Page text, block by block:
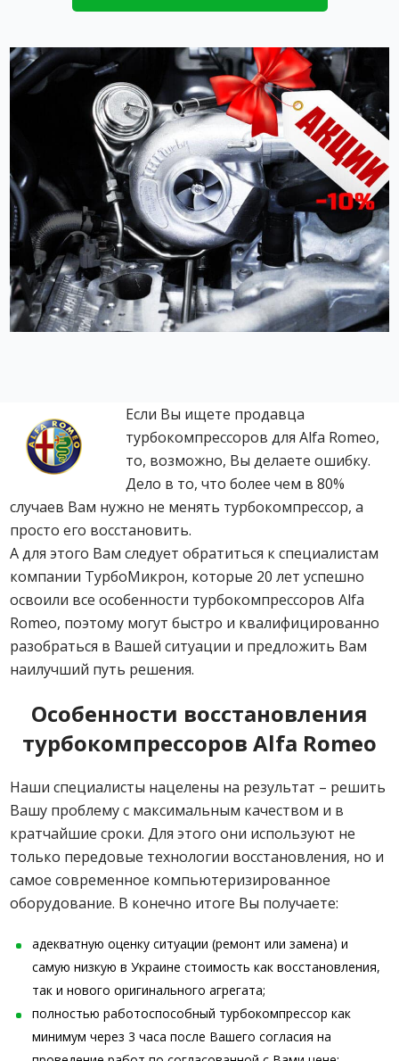
Если Вы ищете продавца
турбокомпрессоров для Alfa Romeo,
то, возможно, Вы делаете ошибку.
Дело в то, что более чем в 80%
случаев Вам нужно не менять турбокомпрессор, а
просто его восстановить.
А для этого Вам следует обратиться к специалистам
компании ТурбоМикрон, которые 20 лет успешно
освоили все особенности турбокомпрессоров Alfa
Romeo, поэтому могут быстро и квалифицированно
разобраться в Вашей ситуации и предложить Вам
наилучший путь решения.
Особенности восстановления
турбокомпрессоров Alfa Romeo
Наши специалисты нацелены на результат – решить
Вашу проблему с максимальным качеством и в
кратчайшие сроки. Для этого они используют не
только передовые технологии восстановления, но и
самое современное компьютеризированное
оборудование. В конечно итоге Вы получаете:
адекватную оценку ситуации (ремонт или замена) и
самую низкую в Украине стоимость как восстановления,
так и нового оригинального агрегата;
полностью работоспособный турбокомпрессор как
минимум через 3 часа после Вашего согласия на